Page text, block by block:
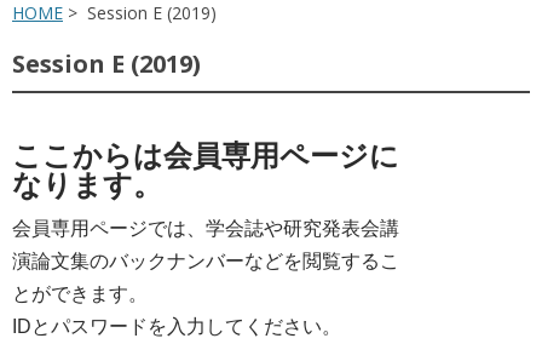
HOME > Session E (2019)
Session E (2019)
ここからは会員専用ページに
なります。
会員専用ページでは、学会誌や研究発表会講
演論文集のバックナンバーなどを閲覧するこ
とができます。
IDとパスワードを入力してください。